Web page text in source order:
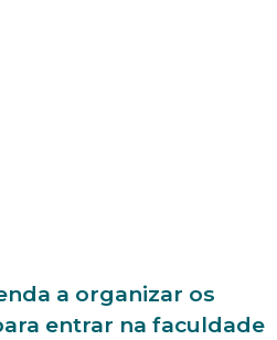
a organizar os
entrar na faculdade